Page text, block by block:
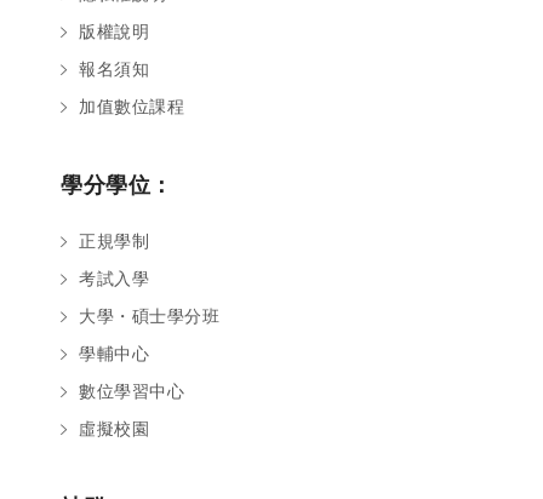
版權說明
報名須知
加值數位課程
學分學位：
正規學制
考試入學
大學・碩士學分班
學輔中心
數位學習中心
虛擬校園